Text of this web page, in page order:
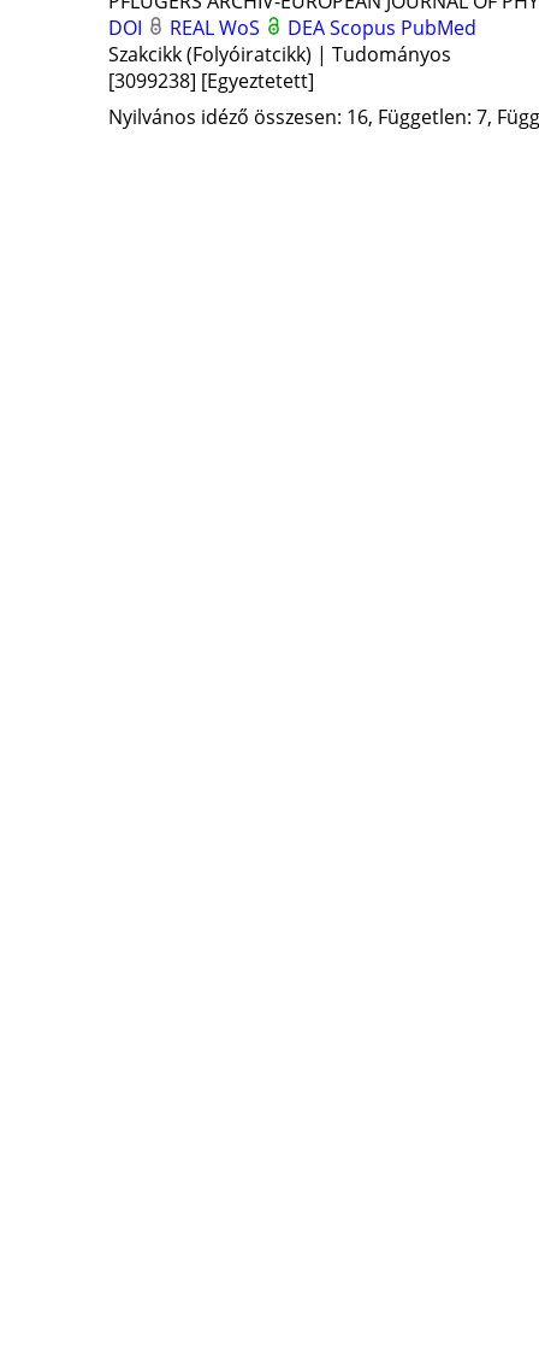
DOI
REALWoS DEAScopus PubMed
Szakcikk (Folyóiratcikk) | Tudományos
[3099238] [Egyeztetett]
Nyilvános idéző összesen: 16, Független: 7,